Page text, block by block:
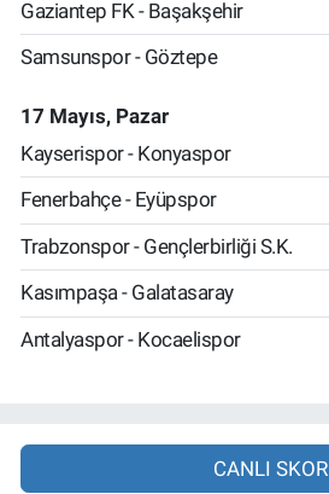
Gaziantep FK - Başakşehir
Samsunspor - Göztepe
17 Mayıs, Pazar
Kayserispor - Konyaspor
Fenerbahçe - Eyüpspor
Trabzonspor - Gençlerbirliği S.K.
Kasımpaşa - Galatasaray
Antalyaspor - Kocaelispor
CANLI SKOR